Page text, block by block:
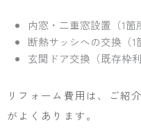
内窓・二重窓設置（1箇
断熱サッシへの交換（1
玄関ドア交換（既存枠
リフォーム費用は、ご紹
がよくあります。